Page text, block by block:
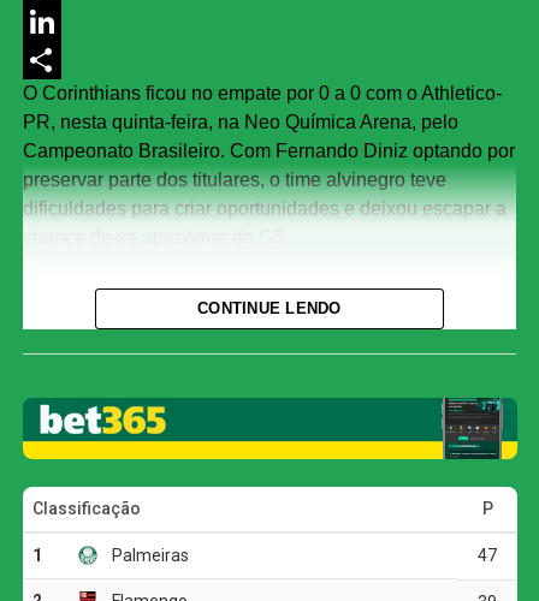
Messenger
LinkedIn
Share
O Corinthians ficou no empate por 0 a 0 com o Athletico-
PR, nesta quinta-feira, na Neo Química Arena, pelo
Campeonato Brasileiro. Com Fernando Diniz optando por
preservar parte dos titulares, o time alvinegro teve
dificuldades para criar oportunidades e deixou escapar a
Com o resultado, o Corinthians chegou aos 29 pontos e
permanece na oitava colocação, três atrás do Bahia, que
O jogo
A primeira etapa foi marcada pelo equilíbrio e pela forte
disputa física. As duas equipes encontraram dificuldades
para construir jogadas ofensivas, e as chances claras
foram raras.
CONTINUE LENDO